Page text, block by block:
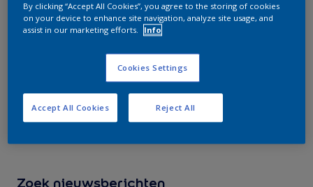
een van de onderstaande artikelen.
Polyfilla houtreparatie - MH Tape - Sia
schuurpapier.
Zolang de voorraad strekt. Met behoudt van
uw standaard condities. Luchtblazer ter
waarde van € 39,95.
Zoek nieuwsberichten
By clicking “Accept All Cookies”, you agree to the storing of cookies
on your device to enhance site navigation, analyze site usage, and
assist in our marketing efforts.
Info
Cookies Settings
Reject All
Accept All Cookies